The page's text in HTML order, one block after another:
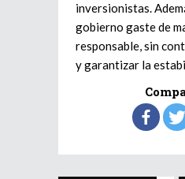
inversionistas.
gobierno gaste de
responsable, sin
y garantizar la